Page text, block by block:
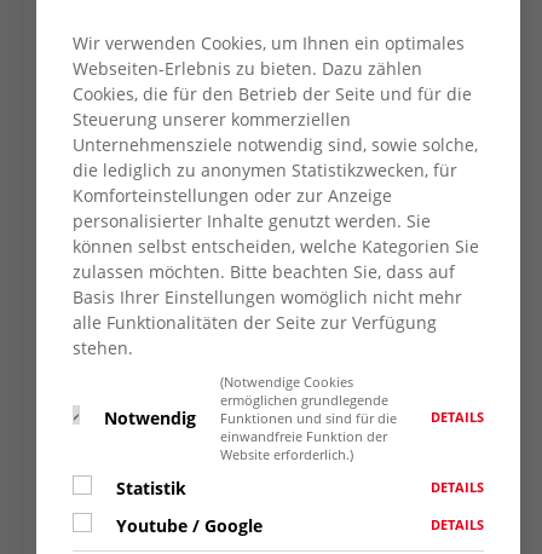
Umgebung, wo sie unter anderem vom AWO
Kreisverband Wesel bei ihrem Einleben in
einem fremden Land unterstützt wurden.
Um die ersten Tage und Eindrücke des
Krieges festzuhalten, hat die AWO 19
ukrainische Frauen und Mädchen gebeten,
ihre Geschichten aufzuschreiben. So entstand
das zweisprachige Buch „Krieg und F.“. Der
Buchstabe „F“ steht hier für Frau, Freiheit,
Flucht, Furcht, Familie, Freundschaft und
mehr.
Die Ausstellung „Krieg und F…“ wurde auf der
Grundlage des Buches konzipiert und zeigt 18
großformatige Porträts der ukrainischen
Frauen und Mädchen, die in einer Kurzversion
ihre sehr persönlichen Eindrücke und
Erlebnisse vom Kriegsbeginn schildern.
Wir verwenden Cookies, um Ihnen ein optimales
Webseiten-Erlebnis zu bieten. Dazu zählen
Cookies, die für den Betrieb der Seite und für die
Steuerung unserer kommerziellen
Unternehmensziele notwendig sind, sowie solche,
die lediglich zu anonymen Statistikzwecken, für
Komforteinstellungen oder zur Anzeige
personalisierter Inhalte genutzt werden. Sie
können selbst entscheiden, welche Kategorien Sie
zulassen möchten. Bitte beachten Sie, dass auf
Basis Ihrer Einstellungen womöglich nicht mehr
alle Funktionalitäten der Seite zur Verfügung
stehen.
Notwendig
(Notwendige Cookies
ermöglichen grundlegende
Funktionen und sind für die
einwandfreie Funktion der
Website erforderlich.)
DETAILS
Statistik DETAILS
Youtube / Google DETAILS